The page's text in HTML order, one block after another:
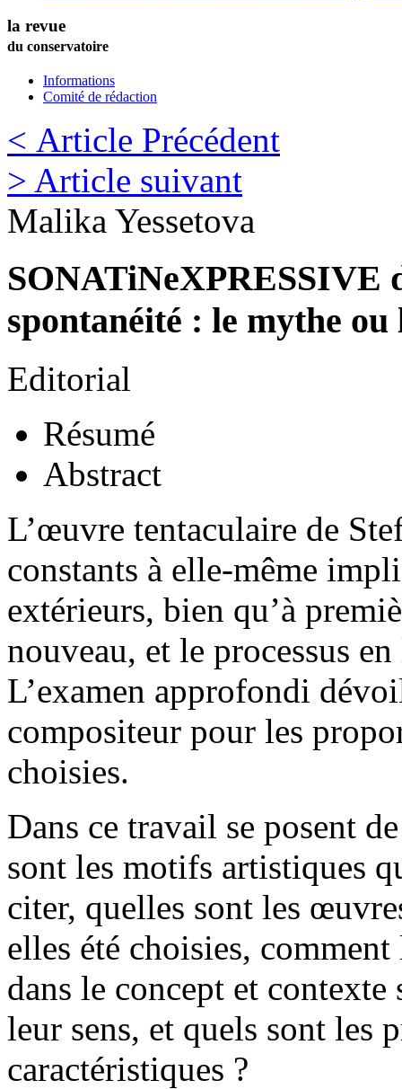
la revue
du conservatoire
Informations
Comité de rédaction
< Article Précédent
> Article suivant
Malika Yessetova
SONATiNeXPRESSIVE
spontanéité : le mythe
Editorial
Résumé
Abstract
L’œuvre tentaculaire de
constants à elle-même
extérieurs, bien qu’à
nouveau, et le processus
L’examen approfondi
compositeur pour les
choisies.
Dans ce travail se posent
sont les motifs artistiques
citer, quelles sont les
elles été choisies,
dans le concept et
leur sens, et quels sont les
caractéristiques ?